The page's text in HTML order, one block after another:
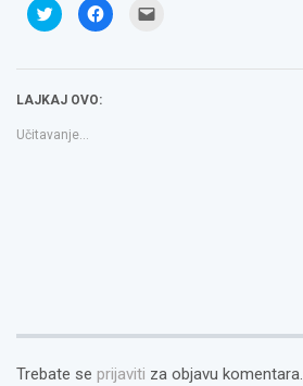
Podijeli
na
Twitteru
u
prozoru)
Klikom
podijelite
u to
LAJKAJ OVO:
Učitavanje...
Trebate se prijaviti za objavu komentara.